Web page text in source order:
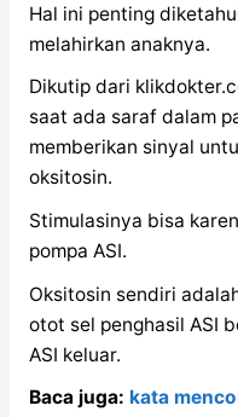
Hal ini penting
melahirkan anaknya.
Dikutip dari
saat ada saraf dalam
memberikan sinyal
oksitosin.
Stimulasinya bisa
pompa ASI.
Oksitosin sendiri
otot sel penghasil ASI
ASI keluar.
Baca juga: kata